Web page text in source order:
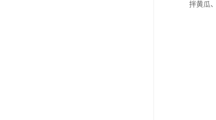
拌黄瓜